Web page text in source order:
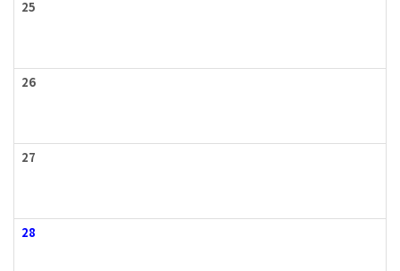
25
26
27
28